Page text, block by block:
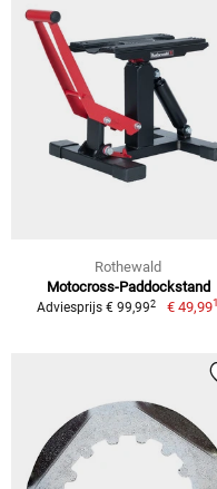
Rothewald
Motocross-Paddockstand
Adviesprijs € 99,992 € 49,991